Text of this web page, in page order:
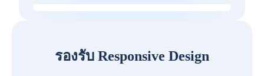
รองรับ Responsive Design